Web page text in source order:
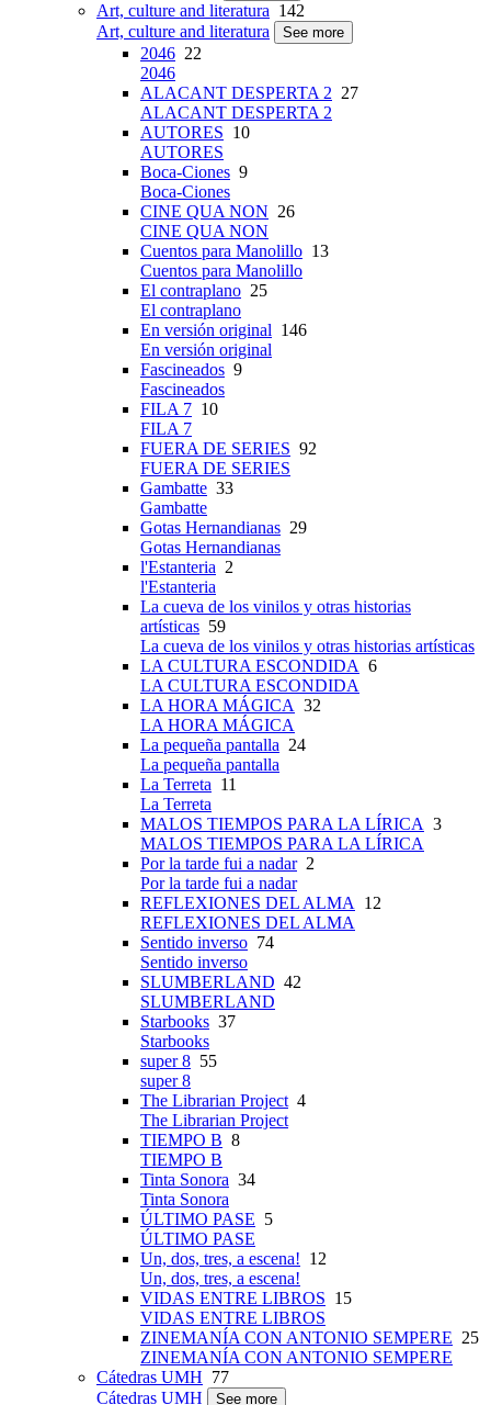
Art, culture and literatura 142
Art, culture and literatura
See more
2046 22
2046
ALACANT DESPERTA 2 27
ALACANT DESPERTA 2
AUTORES 10
AUTORES
Boca-Ciones 9
Boca-Ciones
CINE QUA NON 26
CINE QUA NON
Cuentos para Manolillo 13
Cuentos para Manolillo
El contraplano 25
El contraplano
En versión original 146
En versión original
Fascineados 9
Fascineados
FILA 7 10
FILA 7
FUERA DE SERIES 92
FUERA DE SERIES
Gambatte 33
Gambatte
Gotas Hernandianas 29
Gotas Hernandianas
l'Estanteria 2
l'Estanteria
La cueva de los vinilos y otras historias
artísticas 59
La cueva de los vinilos y otras historias artísticas
LA CULTURA ESCONDIDA 6
LA CULTURA ESCONDIDA
LA HORA MÁGICA 32
LA HORA MÁGICA
La pequeña pantalla 24
La pequeña pantalla
La Terreta 11
La Terreta
MALOS TIEMPOS PARA LA LÍRICA 3
MALOS TIEMPOS PARA LA LÍRICA
Por la tarde fui a nadar2
Por la tarde fui a nadar
REFLEXIONES DEL ALMA
12
REFLEXIONES DEL ALMA
Sentido inverso 74
Sentido inverso
SLUMBERLAND 42
SLUMBERLAND
Starbooks 37
Starbooks
super 8 55
super 8
The Librarian Project 4
The Librarian Project
TIEMPO B 8
TIEMPO B
Tinta Sonora 34
Tinta Sonora
ÚLTIMO PASE 5
ÚLTIMO PASE
Un, dos, tres, a escena! 12
Un, dos, tres, a escena!
VIDAS ENTRE LIBROS 15
VIDAS ENTRE LIBROS
ZINEMANÍA CON ANTONIO SEMPERE 25
ZINEMANÍA CON ANTONIO SEMPERE
Cátedras UMH 77
Cátedras UMH
See more